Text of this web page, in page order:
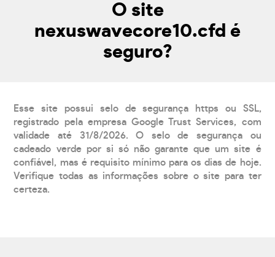
O site
nexuswavecore10.cfd é
seguro?
Esse site possui selo de segurança https ou SSL,
registrado pela empresa Google Trust Services, com
validade até 31/8/2026. O selo de segurança ou
cadeado verde por si só não garante que um site é
confiável, mas é requisito mínimo para os dias de hoje.
Verifique todas as informações sobre o site para ter
certeza.